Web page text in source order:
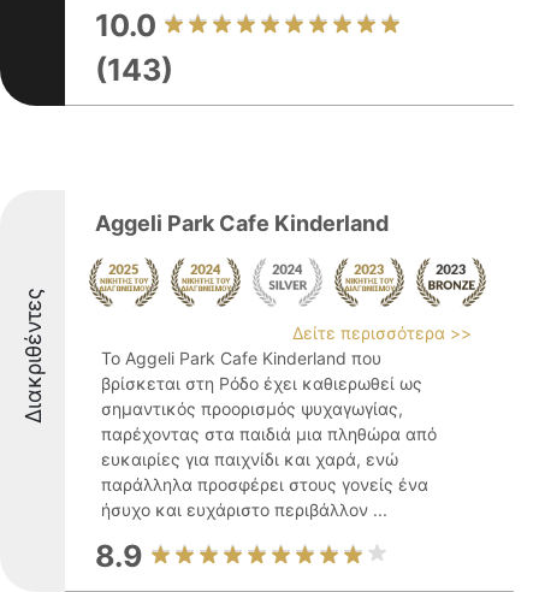
10.0
(143)
Διακριθέντες
Aggeli Park Cafe Kinderland
Δείτε περισσότερα >>
Το Aggeli Park Cafe Kinderland που
βρίσκεται στη Ρόδο έχει καθιερωθεί ως
σημαντικός προορισμός ψυχαγωγίας,
παρέχοντας στα παιδιά μια πληθώρα από
ευκαιρίες για παιχνίδι και χαρά, ενώ
παράλληλα προσφέρει στους γονείς ένα
ήσυχο και ευχάριστο περιβάλλον ...
8.9